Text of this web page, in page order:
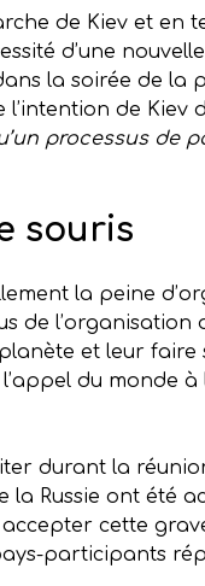
de Kiev et en
d’une
la soirée de la
l’intention de
processus de
souris
la peine
l’organisation
et leur
du monde
durant la
la Russie ont été
cette
participants